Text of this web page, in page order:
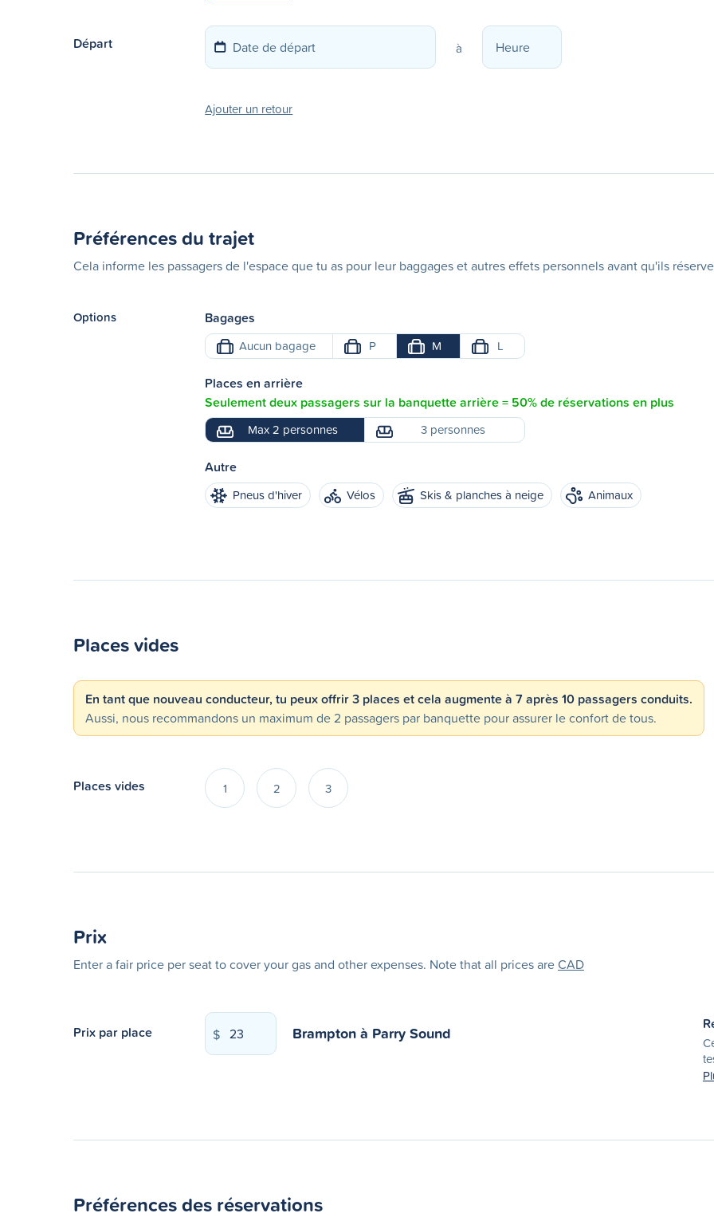
Départ à
Ajouter un retour
Préférences du trajet
Cela informe les passagers de l'espace que tu as pour leur baggages et autres effets personnels avant qu'ils
Options Bagages
Aucun bagage P M L
Places en arrière
Seulement deux passagers sur la banquette arrière = 50% de réservations en plus
Max 2 personnes 3 personnes
Autre
Pneus d'hiver Vélos Skis & planches à neige Animaux
Places vides
En tant que nouveau conducteur, tu peux offrir 3 places et cela augmente à 7 après 10 passagers conduits.
Aussi, nous recommandons un maximum de 2 passagers par banquette pour assurer le confort de tous.
Places vides 1 2 3
Prix
Enter a fair price per seat to cover your gas and other expenses. Note that all prices areCAD
Prix par place $ Bramptonà Parry Sound
Préférences des réservations